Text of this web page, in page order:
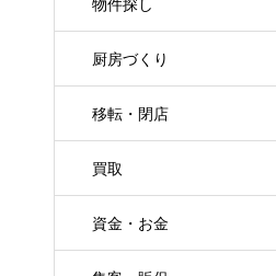
物件探し
厨房づくり
移転・閉店
買取
資金・お金